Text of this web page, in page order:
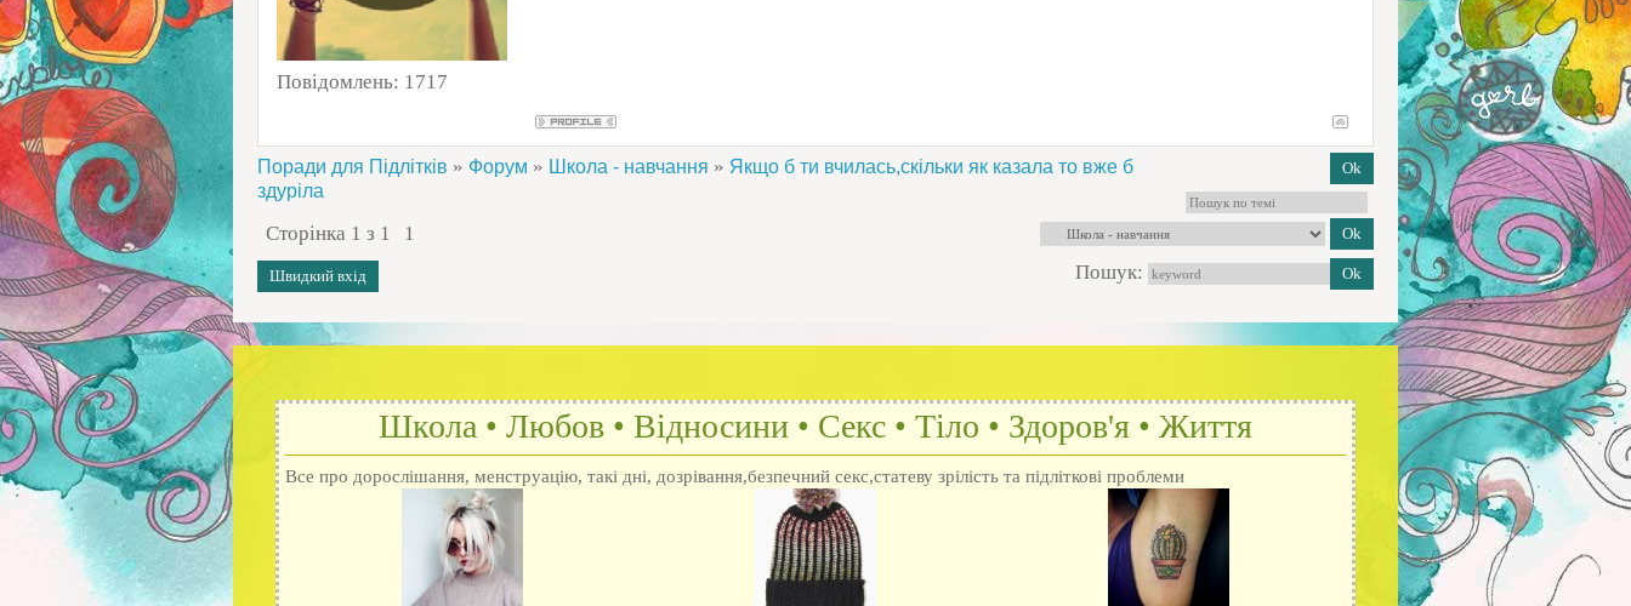
Повідомлень: 1717
Поради для Підлітків » Форум » Школа - навчання » Якщо б ти вчилась,скільки як казала то вже б
здуріла
Сторінка 1 з 1
1
Пошук:
Школа • Любов • Відносини • Секс • Тіло • Здоров'я • Життя
Все про дорослішання, менструацію, такі дні, дозрівання,безпечний секс,статеву зрілість та підліткові проблеми